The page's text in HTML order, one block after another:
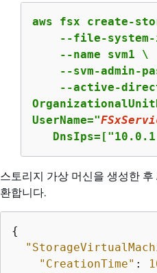
aws fsx create-
--file-
    --name svm1 \
--svm-admin-
--active-
UserName="
스토리지 가상 머신을 생성한
환합니다.
{
"CreationTime" :